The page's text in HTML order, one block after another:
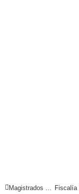
Magistrados de la CSJSM trabajarán desde sus casas